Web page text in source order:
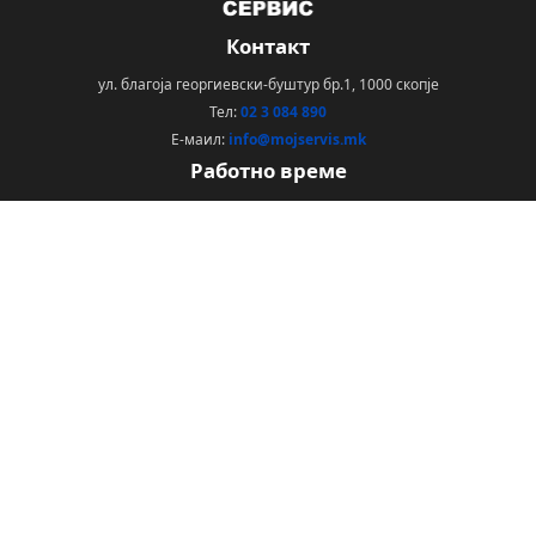
Контакт
ул. благоја георгиевски-буштур бр.1, 1000 скопје
Тел:02 3 084 890
Е-маил: info@mojservis.mk
Работно време